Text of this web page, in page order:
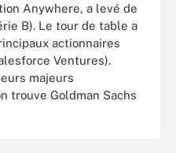
Anywhere, a levé de
B). Le tour de table a
actionnaires
Ventures).
majeurs
trouve Goldman Sachs